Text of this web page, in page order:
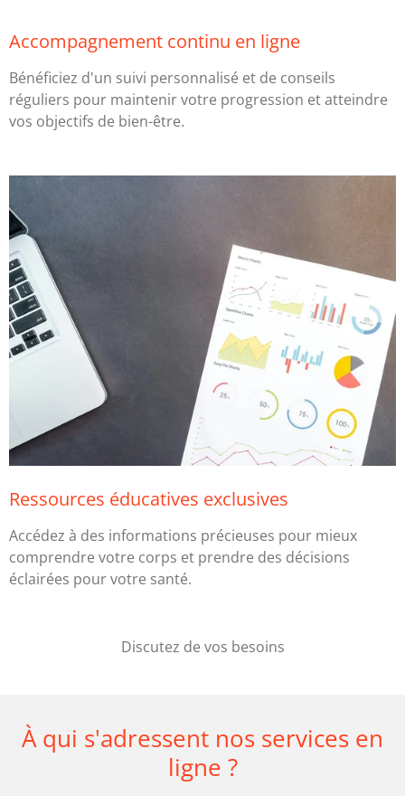
Accompagnement continu en ligne
Bénéficiez d'un suivi personnalisé et de conseils
réguliers pour maintenir votre progression et atteindre
vos objectifs de bien-être.
Ressources éducatives exclusives
Accédez à des informations précieuses pour mieux
comprendre votre corps et prendre des décisions
éclairées pour votre santé.
Discutez de vos besoins
À qui s'adressent nos services en
ligne ?